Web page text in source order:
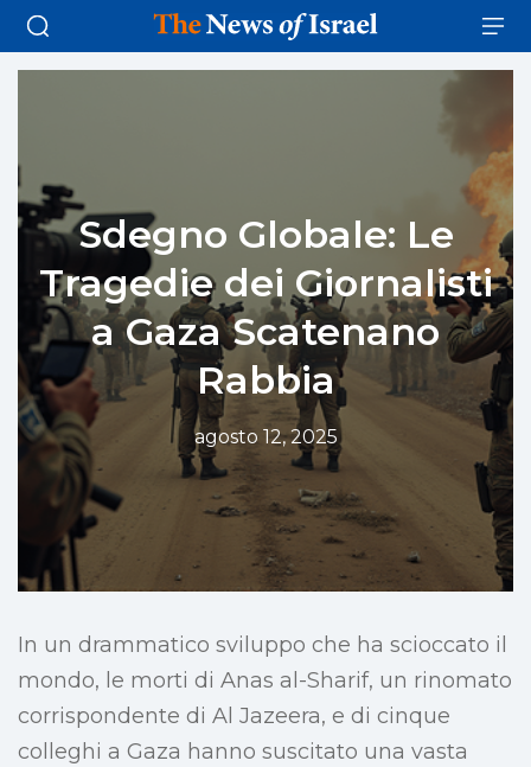
Sdegno Globale: Le
Tragedie dei Giornalisti
a Gaza Scatenano
Rabbia
agosto 12, 2025
In un drammatico sviluppo che ha scioccato il
mondo, le morti di Anas al-Sharif, un rinomato
corrispondente di Al Jazeera, e di cinque
colleghi a Gaza hanno suscitato una vasta